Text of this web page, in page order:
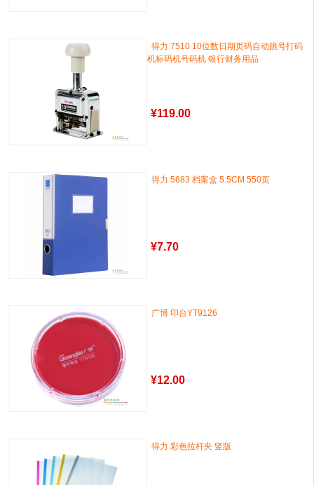
得力 7510 10位数日期页码自动跳号打码
机标码机号码机 银行财务用品
¥119.00
得力 5683 档案盒 5.5CM 550页
¥7.70
广博 印台YT9126
¥12.00
得力 彩色拉杆夹 竖版